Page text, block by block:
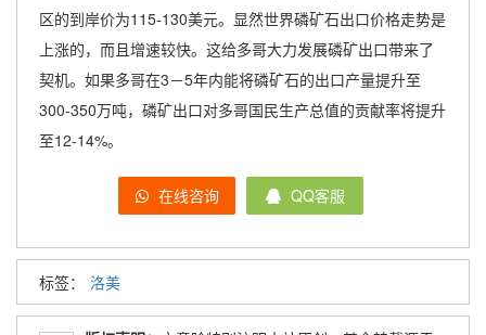
区的到岸价为115-130美元。显然世界磷矿石出口价格走势是
上涨的，而且增速较快。这给多哥大力发展磷矿出口带来了
契机。如果多哥在3－5年内能将磷矿石的出口产量提升至
300-350万吨，磷矿出口对多哥国民生产总值的贡献率将提升
至12-14%。
在线咨询 QQ客服
标签： 洛美